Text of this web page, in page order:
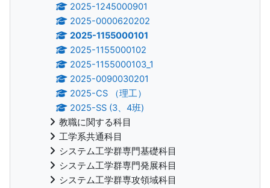
2025-1245000901
2025-0000620202
2025-1155000101
2025-1155000102
2025-1155000103_1
2025-0090030201
2025-CS （理工）
2025-SS (3、4班)
教職に関する科目
工学系共通科目
システム工学群専門基礎科目
システム工学群専門発展科目
システム工学群専攻領域科目